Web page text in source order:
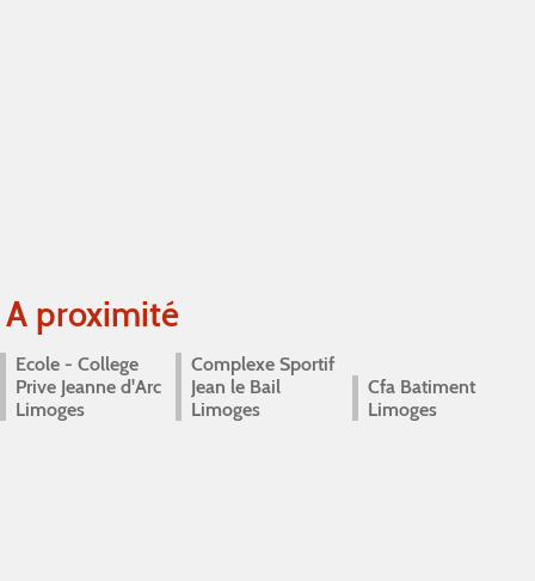
A proximité
Ecole - College
Prive Jeanne d'Arc
Limoges
Complexe Sportif
Jean le Bail
Limoges
Cfa Batiment
Limoges